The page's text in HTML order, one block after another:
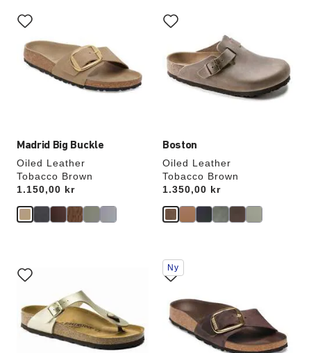
Madrid Big Buckle
Oiled Leather
Tobacco Brown
Price:
1.150,00 kr
med
prøvefarver
opdatere
produktbilledet
Boston
Oiled Leather
Tobacco Brown
Price:
1.350,00 kr
med
prøvefarver
opdatere
produktbilledet
med
prøvefarver
opdatere
produktbilledet
Interaktion
med
prøvefarver
opdatere
produktbilledet
Ny